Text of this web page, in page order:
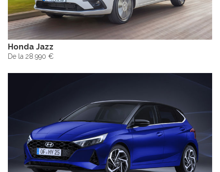
Honda Jazz
De la 28.990 €